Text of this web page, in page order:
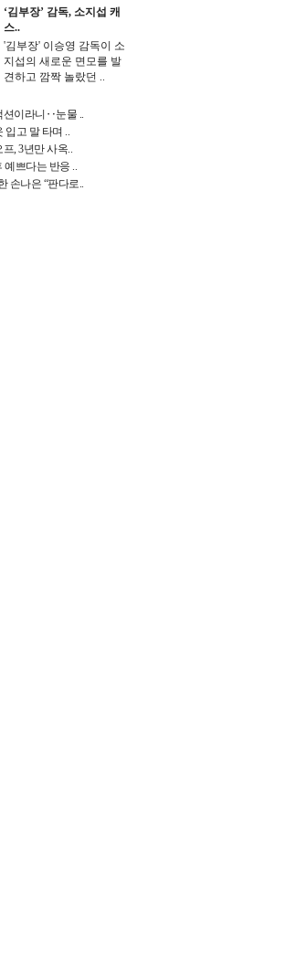
‘김부장’ 감독, 소지섭 캐
스..
'김부장' 이승영 감독이 소
지섭의 새로운 면모를 발
견하고 깜짝 놀랐던 ..
션이라니‥눈물 ..
입고 말 타며 ..
프, 3년만 사옥..
예쁘다는 반응 ..
손나은 “판다로..